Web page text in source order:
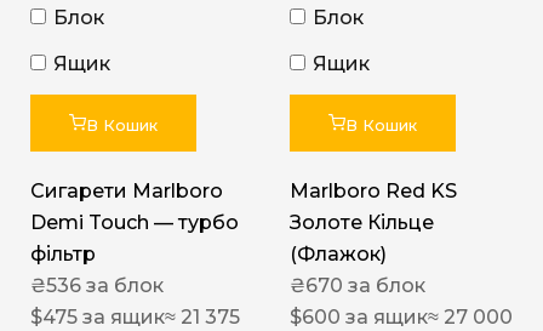
Блок
Ящик
В Кошик
Сигарети Marlboro
Demi Touch — турбо
фільтр
₴536 за блок
$475 за ящик≈ 21 375
Блок
Ящик
В Кошик
Marlboro Red KS
Золоте Кільце
(Флажок)
₴670 за блок
$600 за ящик≈ 27 000